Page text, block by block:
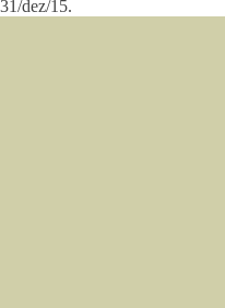
31/dez/15.